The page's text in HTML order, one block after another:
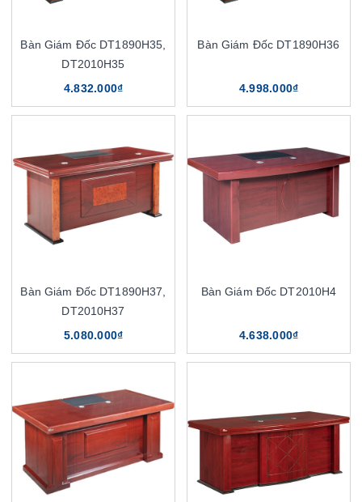
Bàn Giám Đốc DT1890H35,
DT2010H35
4.832.000₫
Bàn Giám Đốc DT1890H36
4.998.000₫
Bàn Giám Đốc DT1890H37,
DT2010H37
5.080.000₫
Bàn Giám Đốc DT2010H4
4.638.000₫